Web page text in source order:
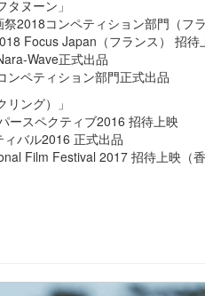
ヌーン」
2018コンペティション部門（フ
Focus Japan（フランス） 招待
Wave正式出品
ンペティション部門正式出品
ング）」
ースペクティブ2016 招待上映
バル2016 正式出品
Film Festival 2017 招待上映（⾹